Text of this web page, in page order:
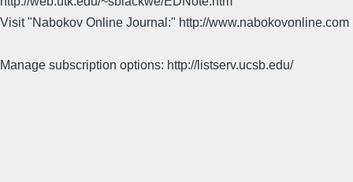
Visit "Nabokov Online Journal:" http://www.nabokovonline.com
Manage subscription options: http://listserv.ucsb.edu/